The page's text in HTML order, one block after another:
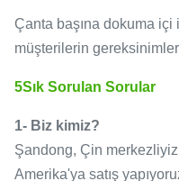
Çanta başına dokuma içi
müşterilerin
5Sık Sorulan Sorular
1- Biz kimiz?
Şandong, Çin
Amerika'ya satış